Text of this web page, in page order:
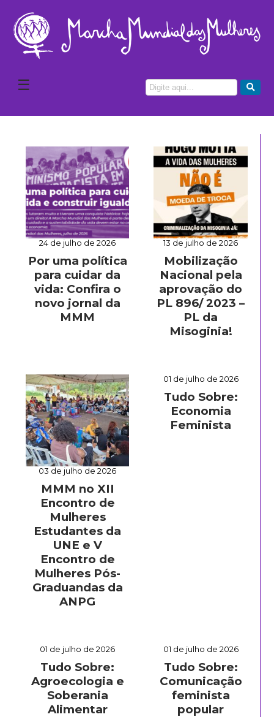
☰
24 de julho de 2026
Por uma política
para cuidar da
vida: Confira o
novo jornal da
MMM
13 de julho de 2026
Mobilização
Nacional pela
aprovação do
PL 896/ 2023 –
PL da
Misoginia!
03 de julho de 2026
MMM no XII
Encontro de
Mulheres
Estudantes da
UNE e V
Encontro de
Mulheres Pós-
Graduandas da
ANPG
01 de julho de 2026
Tudo Sobre:
Economia
Feminista
01 de julho de 2026
Tudo Sobre:
Agroecologia e
Soberania
Alimentar
01 de julho de 2026
Tudo Sobre:
Comunicação
feminista
popular